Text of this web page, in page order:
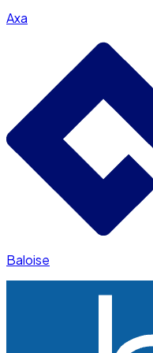
Axa
Baloise